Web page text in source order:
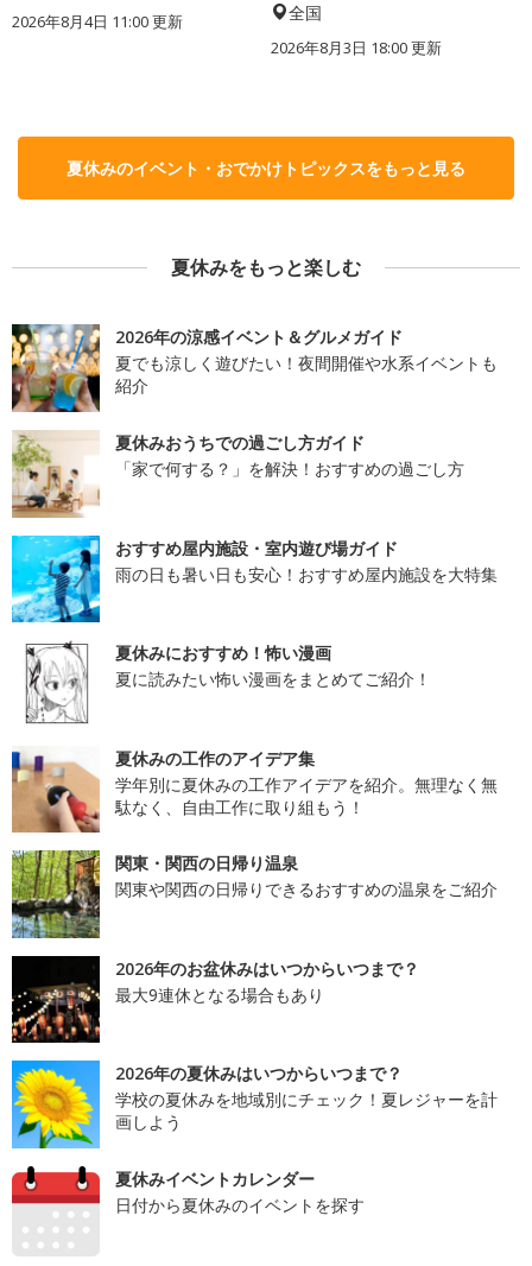
2026年8月4日 11:00更新 全国
2026年8月3日 18:00更新
夏休みのイベント・おでかけトピックスをもっと見る
夏休みをもっと楽しむ
2026年の涼感イベント＆グルメガイド
夏でも涼しく遊びたい！夜間開催や水系イベントも
紹介
夏休みおうちでの過ごし方ガイド
「家で何する？」を解決！おすすめの過ごし方
おすすめ屋内施設・室内遊び場ガイド
雨の日も暑い日も安心！おすすめ屋内施設を大特集
夏休みにおすすめ！怖い漫画
夏に読みたい怖い漫画をまとめてご紹介！
夏休みの工作のアイデア集
学年別に夏休みの工作アイデアを紹介。無理なく無
駄なく、自由工作に取り組もう！
関東・関西の日帰り温泉
関東や関西の日帰りできるおすすめの温泉をご紹介
2026年のお盆休みはいつからいつまで？
最大9連休となる場合もあり
2026年の夏休みはいつからいつまで？
学校の夏休みを地域別にチェック！夏レジャーを計
画しよう
夏休みイベントカレンダー
日付から夏休みのイベントを探す